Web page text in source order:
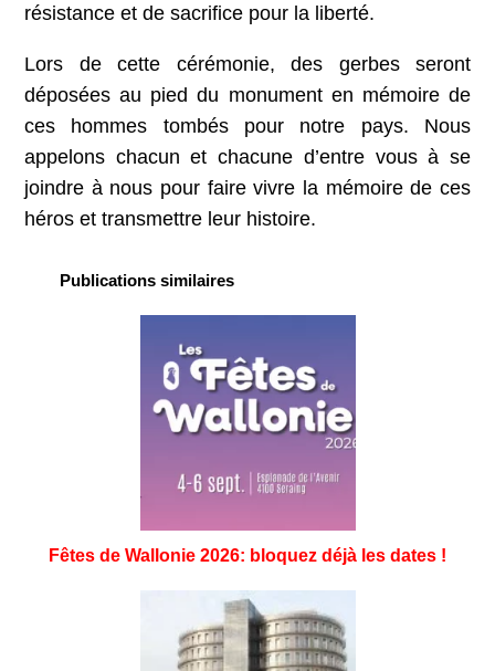
résistance et de sacrifice pour la liberté.
Lors de cette cérémonie, des gerbes seront
déposées au pied du monument en mémoire de
ces hommes tombés pour notre pays. Nous
appelons chacun et chacune d’entre vous à se
joindre à nous pour faire vivre la mémoire de ces
héros et transmettre leur histoire.
Publications similaires
Fêtes de Wallonie 2026: bloquez déjà les dates !